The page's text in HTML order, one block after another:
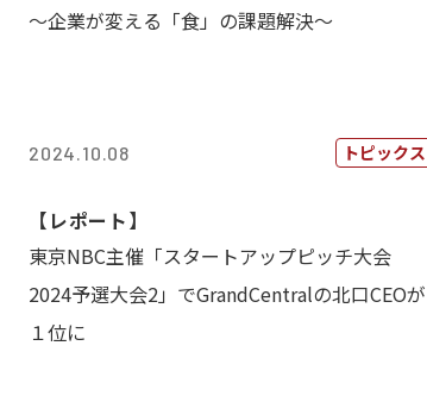
～企業が変える「食」の課題解決～
2024.10.08 トピックス
【レポート】
東京NBC主催「スタートアップピッチ大会
2024予選大会2」でGrandCentralの北口CEOが
１位に